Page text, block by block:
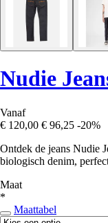
Nudie
Vanaf
€ 120,00 € 96,25 -20%
Ontdek de jeans Nudie
biologisch denim,
Maat
*
Maattabel